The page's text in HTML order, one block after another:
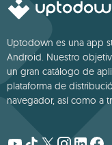
Uptodown es una app
Android. Nuestro
un gran catálogo de
plataforma de
navegador, así como a